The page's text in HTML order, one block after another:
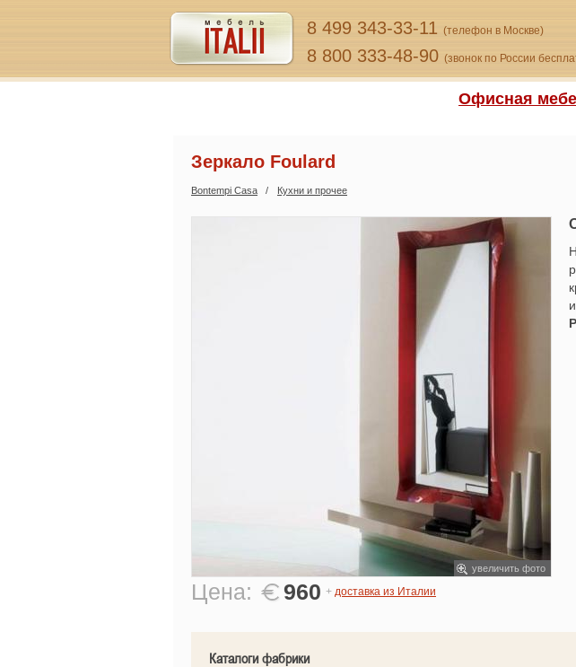
8 499 343-33-11 (телефон в Москве)
8 800 333-48-90 (звонок по России
Офисная
Зеркало Foulard
Bontempi Casa Кухни и прочее
увеличить фото
Цена: 960 + доставка из Италии
Каталоги фабрики